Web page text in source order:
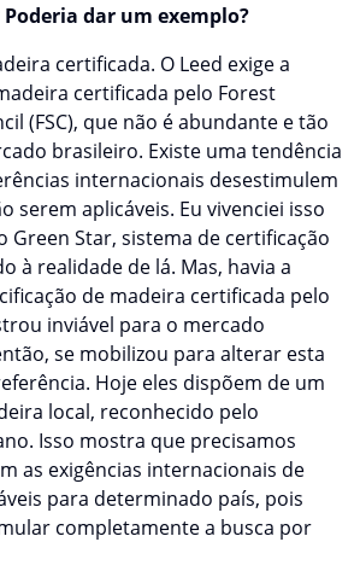
dar um exemplo?
certificada. O Leed exige a
certificada pelo Forest
(FSC), que não é abundante e tão
brasileiro. Existe uma tendência
internacionais desestimulem
serem aplicáveis. Eu vivenciei isso
Green Star, sistema de certificação
à realidade de lá. Mas, havia a
de madeira certificada pelo
inviável para o mercado
se mobilizou para alterar esta
Hoje eles dispõem de um
local, reconhecido pelo
Isso mostra que precisamos
as exigências internacionais de
para determinado país, pois
completamente a busca por